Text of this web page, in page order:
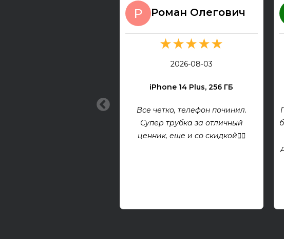
Роман Олегович
★★★★★
2026-08-03
iPhone 14 Plus, 256 ГБ
Все четко, телефон починил.
Супер трубка за отличный
ценник, еще и со скидкой👍🏻